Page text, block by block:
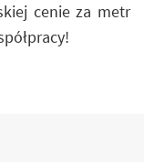
cenie za metr